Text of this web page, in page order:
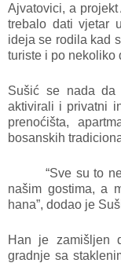
Ajvatovici, a
trebalo dati vjetar
ideja se rodila kad
turiste i po nekoliko
Sušić se nada da
aktivirali i privatni
prenoćišta,
bosanskih
“Sve su to
našim gostima, a
hana”, dodao je
Han je zamišljen
gradnje sa